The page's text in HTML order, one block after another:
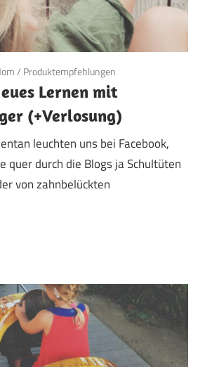
/ Produktempfehlungen
Lernen mit
(+Verlosung)
leuchten uns bei Facebook,
quer durch die Blogs ja Schultüten
von zahnbelückten